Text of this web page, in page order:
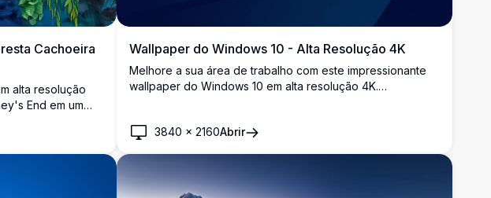
Cachoeira
alta resolução
End em um
de uma
verde
Wallpaper do Windows 10 - Alta Resolução 4K
Melhore a sua área de trabalho com este impressionante
wallpaper do Windows 10 em alta resolução 4K.
para entusiastas de tecnologia que desejam personalizar
3840 × 2160Abrir